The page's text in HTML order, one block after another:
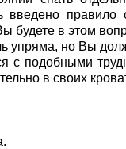
введено правило
будете в этом
упряма, но Вы
с подобными
в своих